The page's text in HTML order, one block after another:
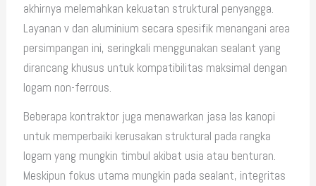
akhirnya melemahkan kekuatan struktural penyangga.
Layanan v dan aluminium secara spesifik menangani area
persimpangan ini, seringkali menggunakan sealant yang
dirancang khusus untuk kompatibilitas maksimal dengan
logam non-ferrous.
Beberapa kontraktor juga menawarkan jasa las kanopi
untuk memperbaiki kerusakan struktural pada rangka
logam yang mungkin timbul akibat usia atau benturan.
Meskipun fokus utama mungkin pada sealant, integritas